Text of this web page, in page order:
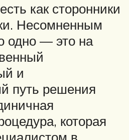
как сторонники
Несомненным
одно — это на
и
путь решения
которая